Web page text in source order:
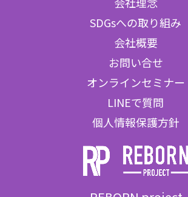
SDGsへの取り組み
会社概要
お問い合せ
オンラインセミナー
LINEで質問
個人情報保護方針